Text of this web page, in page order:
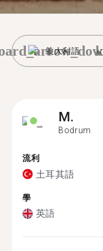
義大利語
M.
Bodrum
流利
土耳其語
學
英語